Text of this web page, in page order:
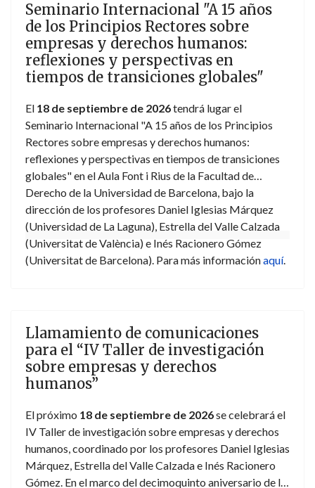
Seminario Internacional "A 15 años
de los Principios Rectores sobre
empresas y derechos humanos:
reflexiones y perspectivas en
tiempos de transiciones globales"
El 18 de septiembre de 2026tendrá lugar el
Seminario Internacional "A 15 años de los Principios
Rectores sobre empresas y derechos humanos:
reflexiones y perspectivas en tiempos de transiciones
globales" en el Aula Font i Rius de la Facultad de
Derecho de la Universidad de Barcelona, bajo la
dirección de los profesores Daniel Iglesias Márquez
(Universidad de La Laguna), Estrella del Valle Calzada
(Universitat de València) e Inés Racionero Gómez
(Universitat de Barcelona). Para más informaciónaquí.
Llamamiento de comunicaciones
para el “IV Taller de investigación
sobre empresas y derechos
humanos”
El próximo 18 de septiembre de 2026se celebrará el
IV Taller de investigación sobre empresas y derechos
humanos, coordinado por los profesores Daniel Iglesias
Márquez, Estrella del Valle Calzada e Inés Racionero
Gómez. En el marco del decimoquinto aniversario de la